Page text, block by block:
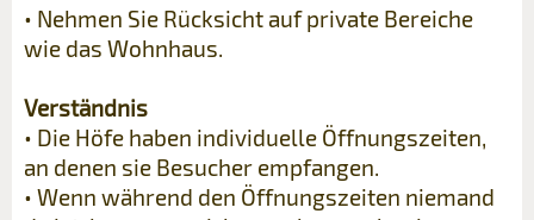
• Nehmen Sie Rücksicht auf private Bereiche
wie das Wohnhaus.
Verständnis
• Die Höfe haben individuelle Öffnungszeiten,
an denen sie Besucher empfangen.
• Wenn während den Öffnungszeiten niemand